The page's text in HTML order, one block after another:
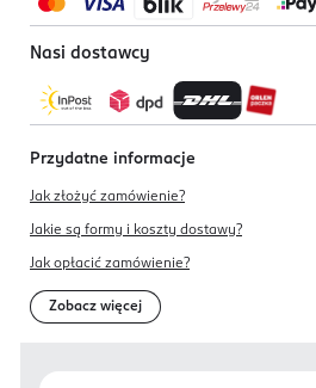
Nasi dostawcy
Przydatne informacje
Jak złożyć zamówienie?
Jakie są formy i koszty dostawy?
Jak opłacić zamówienie?
Zobacz więcej